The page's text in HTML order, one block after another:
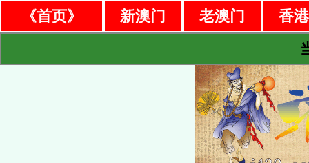
《首页》 新澳门 老澳门
香